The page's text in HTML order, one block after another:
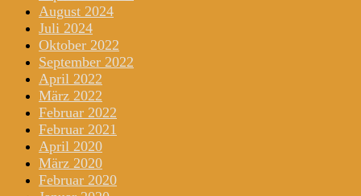
August 2024
Juli 2024
Oktober 2022
September 2022
April 2022
März 2022
Februar 2022
Februar 2021
April 2020
März 2020
Februar 2020